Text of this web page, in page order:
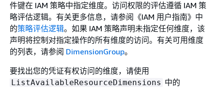
件键在 IAM 策略中指定维度。访问权限的评估遵循 IAM 策
略评估逻辑。有关更多信息，请参阅《IAM 用户指南》 中
的策略评估逻辑。如果 IAM 策略声明未指定任何维度，该
声明将控制对指定操作的所有维度的访问。有关可用维度
的列表，请参阅 DimensionGroup。
要找出您的凭证有权访问的维度，请使用
ListAvailableResourceDimensions 中的